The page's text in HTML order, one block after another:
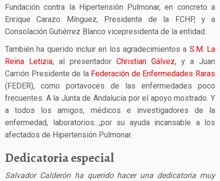
Fundación contra la Hipertensión Pulmonar, en concreto a
Enrique Carazo Mínguez, Presidente de la FCHP, y a
Consolación Gutiérrez Blanco vicepresidenta de la entidad.
También ha querido incluir en los agradecimientos a S.M. La
Reina Letizia, al presentador Christian Gálvez, y a Juan
Carrión Presidente de la Federación de Enfermedades Raras
(FEDER), como portavoces de las enfermedades poco
frecuentes. A la Junta de Andalucía por el apoyo mostrado. Y
a todos los amigos, médicos e investigadores de la
enfermedad, laboratorios…,por su ayuda incansable a los
afectados de Hipertensión Pulmonar.
Dedicatoria especial
Salvador Calderón ha querido hacer una dedicatoria muy